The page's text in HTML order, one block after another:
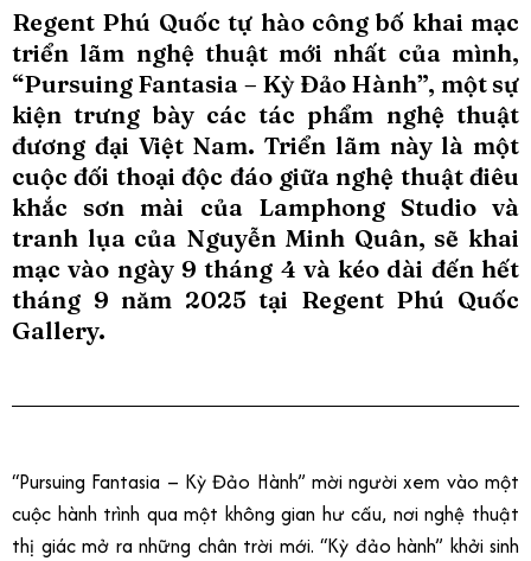
Regent Phú Quốc tự hào công bố khai mạc
triển lãm nghệ thuật mới nhất của mình,
“Pursuing Fantasia – Kỳ Đảo Hành”, một sự
kiện trưng bày các tác phẩm nghệ thuật
đương đại Việt Nam. Triển lãm này là một
cuộc đối thoại độc đáo giữa nghệ thuật điêu
khắc sơn mài của Lamphong Studio và
tranh lụa của Nguyễn Minh Quân, sẽ khai
mạc vào ngày 9 tháng 4 và kéo dài đến hết
tháng 9 năm 2025 tại Regent Phú Quốc
Gallery.
“Pursuing Fantasia – Kỳ Đảo Hành” mời người xem vào một
cuộc hành trình qua một không gian hư cấu, nơi nghệ thuật
thị giác mở ra những chân trời mới. “Kỳ đảo hành” khởi sinh